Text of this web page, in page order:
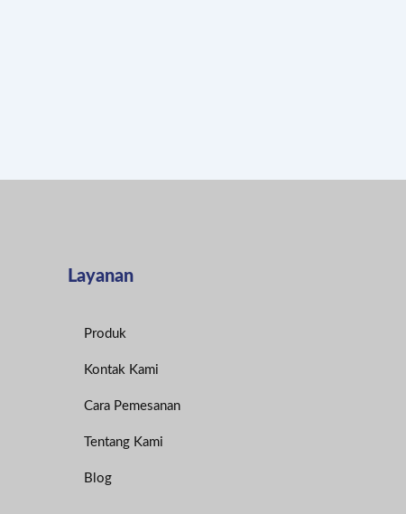
Layanan
Produk
Kontak Kami
Cara Pemesanan
Tentang Kami
Blog